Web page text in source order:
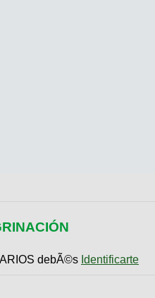
debÃ©s Identificarte